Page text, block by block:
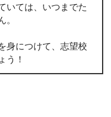
いては、いつまでた
。
身につけて、志望校
う！